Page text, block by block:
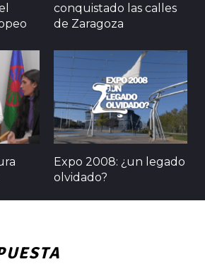
conquistado las calles
de Zaragoza
Expo 2008: ¿un legado
olvidado?